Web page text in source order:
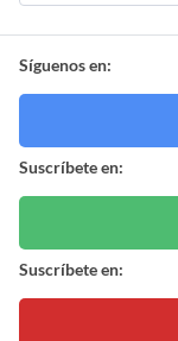
Síguenos en:
Suscríbete en:
Suscríbete en: